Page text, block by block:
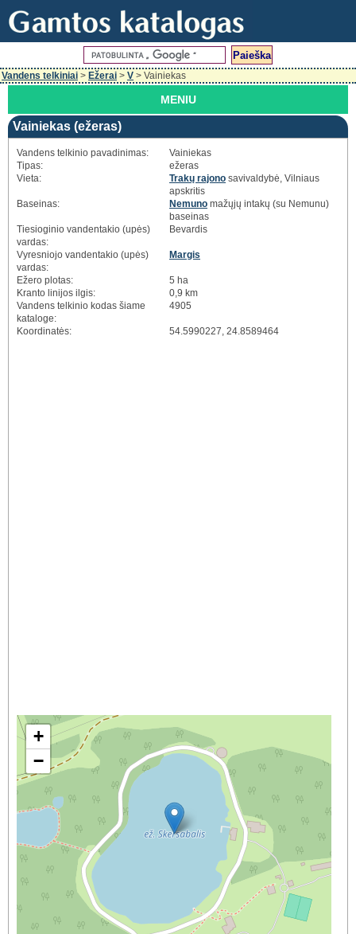
Vandens telkiniai > Ežerai > V > Vainiekas
MENIU
Vainiekas (ežeras)
Vandens telkinio pavadinimas:
Vainiekas
Tipas:
ežeras
Vieta:
Trakų rajono savivaldybė, Vilniaus
apskritis
Baseinas:
Nemuno mažųjų intakų (su Nemunu)
baseinas
Tiesioginio vandentakio (upės)
vardas:
Bevardis
Vyresniojo vandentakio (upės)
vardas:
Margis
Ežero plotas:
5 ha
Kranto linijos ilgis:
0,9 km
Vandens telkinio kodas šiame
kataloge:
4905
Koordinatės: 54.5990227, 24.8589464
+
−